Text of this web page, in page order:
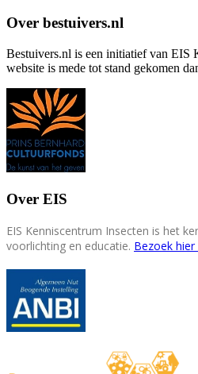
Over bestuivers.nl
Bestuivers.nl is een initiatief van EIS
website is mede tot stand gekomen
Over EIS
EIS Kenniscentrum Insecten is het
voorlichting en educatie. Bezoek